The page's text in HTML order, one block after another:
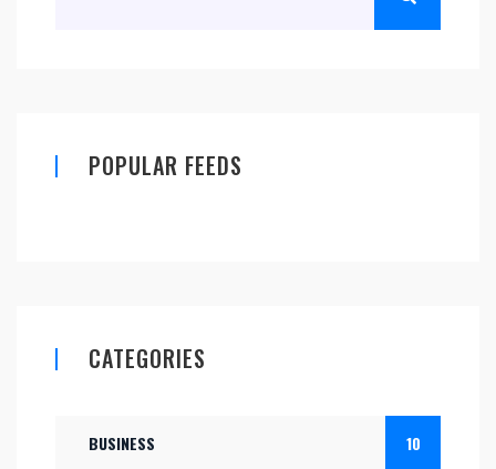
POPULAR FEEDS
CATEGORIES
BUSINESS 10